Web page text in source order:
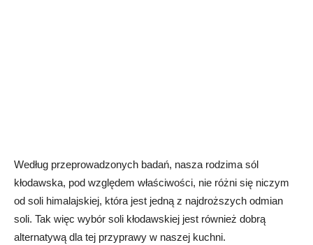
Według przeprowadzonych badań, nasza rodzima sól
kłodawska, pod względem właściwości, nie różni się niczym
od soli himalajskiej, która jest jedną z najdroższych odmian
soli. Tak więc wybór soli kłodawskiej jest również dobrą
alternatywą dla tej przyprawy w naszej kuchni.